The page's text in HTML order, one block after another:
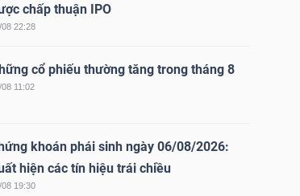
chấp thuận IPO
08 22:28
cổ phiếu thường tăng trong tháng 8
11:02
khoán phái sinh ngày 06/08/2026:
hiện các tín hiệu trái chiều
08 19:30